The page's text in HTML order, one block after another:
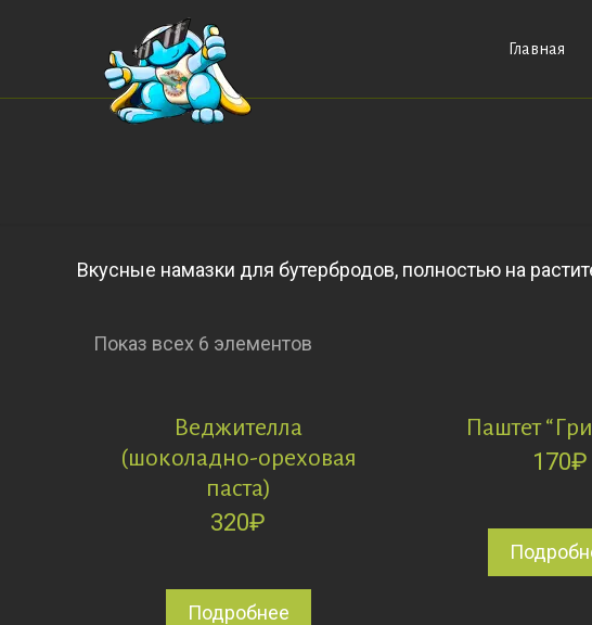
Главная
Вкусные намазки для бутербродов, полностью на
Показ всех 6 элементов
Веджителла
(шоколадно-ореховая
паста)
320₽
Подробнее
Паштет
170₽